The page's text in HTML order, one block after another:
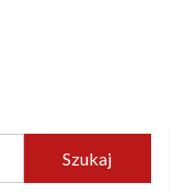
Szukaj